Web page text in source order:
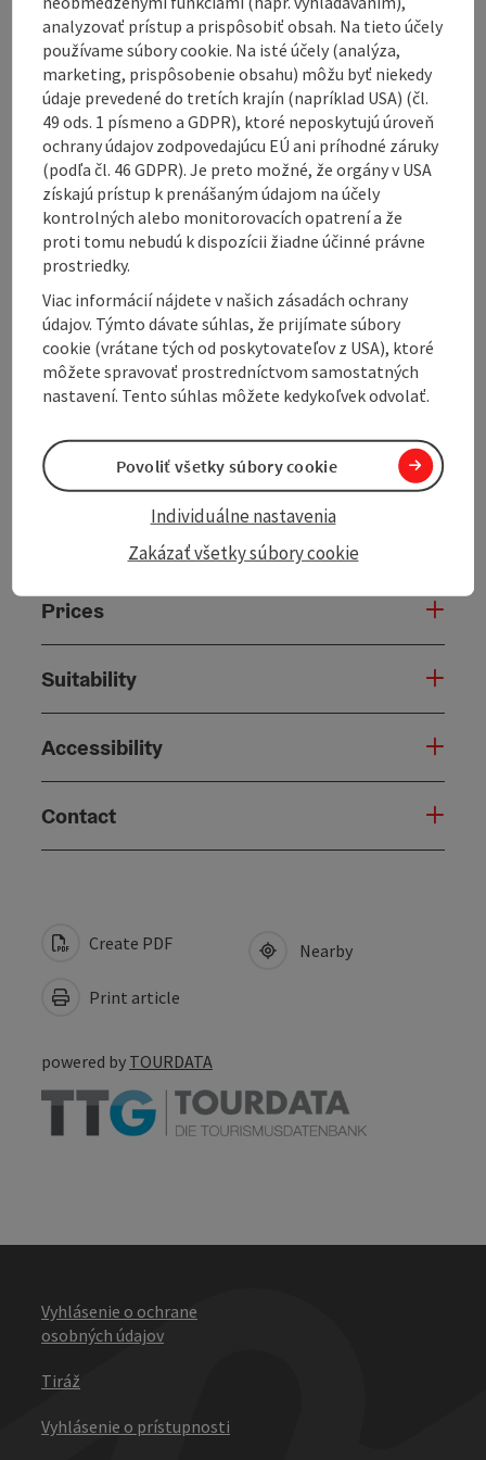
The AktivWelt Freiwald's network of over 280
kilometres of double-tracked trails is family-friendly.
Panoramic views and atmospheric forests present
themselves to runners, while cosy inns invite you to
linger. For all sporty skiers, there are of course
separate, selective skating trails and floodlights
make it possible to ...
Display complete description
Tour and route information
Opening hours
Along the trail
Prices
Suitability
Accessibility
Contact
Create PDF
Print article
Nearby
powered by TOURDATA
Vyhlásenie o ochrane
osobných údajov
Tiráž
Vyhlásenie o prístupnosti
analyzovať prístup a prispôsobiť obsah. Na tieto účely
používame súbory cookie. Na isté účely (analýza,
marketing, prispôsobenie obsahu) môžu byť niekedy
údaje prevedené do tretích krajín (napríklad USA) (čl.
49 ods. 1 písmeno a GDPR), ktoré neposkytujú úroveň
ochrany údajov zodpovedajúcu EÚ ani príhodné záruky
(podľa čl. 46 GDPR). Je preto možné, že orgány v USA
získajú prístup k prenášaným údajom na účely
kontrolných alebo monitorovacích opatrení a že
proti tomu nebudú k dispozícii žiadne účinné právne
prostriedky.
Viac informácií nájdete v našich zásadách ochrany
údajov. Týmto dávate súhlas, že prijímate súbory
cookie (vrátane tých od poskytovateľov z USA), ktoré
môžete spravovať prostredníctvom samostatných
nastavení. Tento súhlas môžete kedykoľvek odvolať.
Zakázať všetky súbory cookie
Individuálne nastavenia
Povoliť všetky súbory cookie